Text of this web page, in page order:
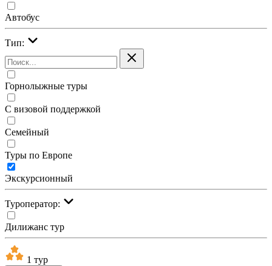
Автобус
Тип:
Горнолыжные туры
С визовой поддержкой
Семейный
Туры по Европе
Экскурсионный
Туроператор:
Дилижанс тур
1 тур